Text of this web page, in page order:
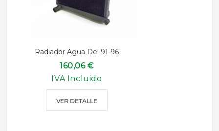
Radiador Agua Del 91-96
160,06 €
IVA Incluido
VER DETALLE